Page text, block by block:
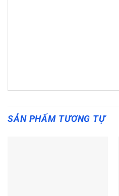
SẢN PHẨM TƯƠNG TỰ